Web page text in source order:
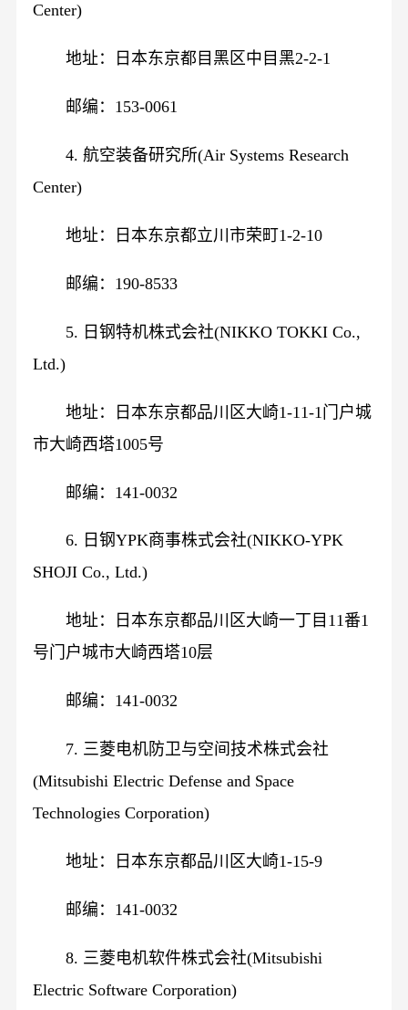
Center)
地址：日本东京都目黑区中目黑2-2-1
邮编：153-0061
4. 航空装备研究所(Air Systems Research
Center)
地址：日本东京都立川市荣町1-2-10
邮编：190-8533
5. 日钢特机株式会社(NIKKO TOKKI Co.,
Ltd.)
地址：日本东京都品川区大崎1-11-1门户城
市大崎西塔1005号
邮编：141-0032
6. 日钢YPK商事株式会社(NIKKO-YPK
SHOJI Co., Ltd.)
地址：日本东京都品川区大崎一丁目11番1
号门户城市大崎西塔10层
邮编：141-0032
7. 三菱电机防卫与空间技术株式会社
(Mitsubishi Electric Defense and Space
Technologies Corporation)
地址：日本东京都品川区大崎1-15-9
邮编：141-0032
8. 三菱电机软件株式会社(Mitsubishi
Electric Software Corporation)